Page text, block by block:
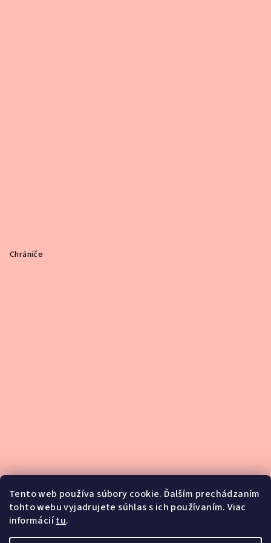
Tento web používa súbory cookie. Ďalším prechádzaním
tohto webu vyjadrujete súhlas s ich používaním. Viac
informáciítu.
Chrániče
Podsedlové dečky